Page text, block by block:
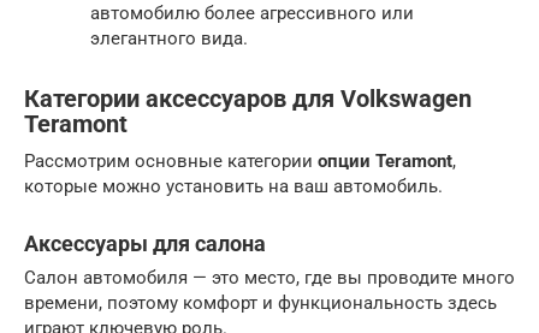
автомобилю более агрессивного или
элегантного вида.
Категории аксессуаров для Volkswagen
Teramont
Рассмотрим основные категории опции Teramont,
которые можно установить на ваш автомобиль.
Аксессуары для салона
Салон автомобиля — это место, где вы проводите много
времени, поэтому комфорт и функциональность здесь
играют ключевую роль.